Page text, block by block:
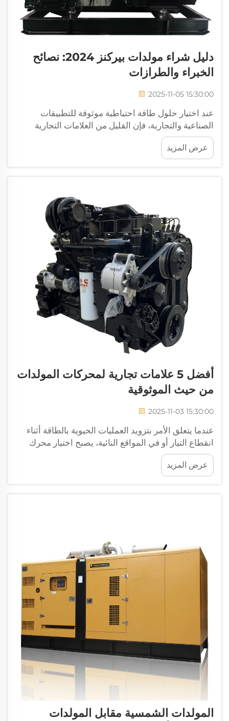
دليل شراء مولدات بيركنز 2024: نصائح
الخبراء والطرازات
2025-11-05 15:30:00
عند اختيار حلول طاقة احتياطية موثوقة للتطبيقات
الصناعية والتجارية، فإن القليل من العلامات التجارية
تحظى بالاحترام والثقة التي اكتسبتها مولدات بيركنز ديزل
على مدى عقود من الأداء المثبت. تمثل هذه الأنظمة
القوية لتوليد الطاقة...
عرض المزيد
أفضل 5 علامات تجارية لمحركات المولدات
من حيث الموثوقية
2025-11-03 15:30:00
عندما يتعلق الأمر بتزويد العمليات الحيوية بالطاقة أثناء
انقطاع التيار أو في المواقع النائية، يصبح اختيار محرك
المولد المناسب أمرًا بالغ الأهمية للشركات والصناعات
في جميع أنحاء العالم. حيث يعمل محرك المولد الموثوق
كقلب أي نظام لتوليد الطاقة...
عرض المزيد
المولدات الشمسية مقابل المولدات